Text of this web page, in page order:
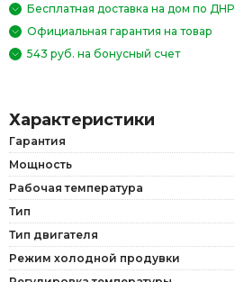
Бесплатная доставка на дом по ДНР
Официальная гарантия на товар
543 руб. на бонусный счет
Характеристики
Гарантия
Мощность
Рабочая температура
Тип
Тип двигателя
Режим холодной продувки